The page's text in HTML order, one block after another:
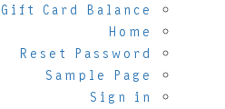
Gift Card Balance
Home
Reset Password
Sample Page
Sign in